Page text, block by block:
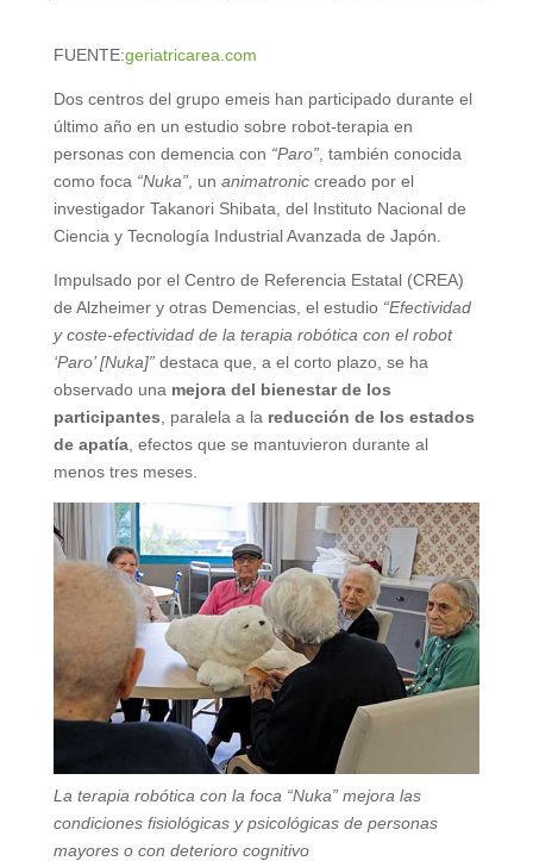
FUENTE:geriatricarea.com
Dos centros del grupo emeis han participado durante el
último año en un estudio sobre robot-terapia en
personas con demencia con “Paro”, también conocida
como foca “Nuka”, un animatroniccreado por el
investigador Takanori Shibata, del Instituto Nacional de
Ciencia y Tecnología Industrial Avanzada de Japón.
Impulsado por el Centro de Referencia Estatal (CREA)
de Alzheimer y otras Demencias, el estudio “Efectividad
y coste-efectividad de la terapia robótica con el robot
‘Paro’ [Nuka]”destaca que, a el corto plazo, se ha
observado una mejora del bienestar de los
participantes , paralela a la reducción de los estados
de apatía, efectos que se mantuvieron durante al
menos tres meses.
La terapia robótica con la foca “Nuka” mejora las
condiciones fisiológicas y psicológicas de personas
mayores o con deterioro cognitivo